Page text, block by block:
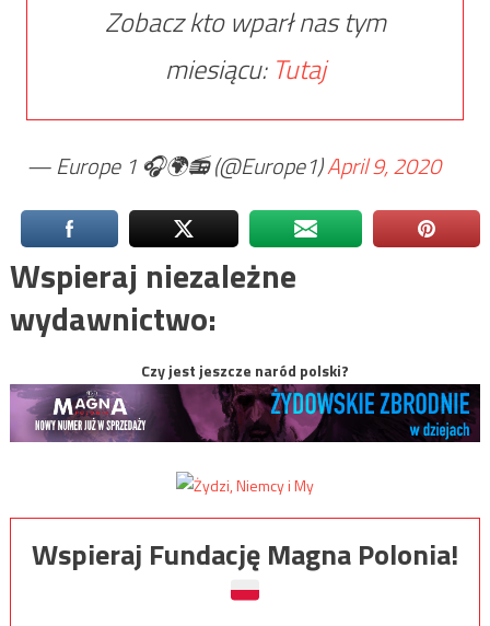
Zobacz kto wparł nas tym
miesiącu: Tutaj
— Europe 1 🎧🌍📻 (@Europe1)April 9, 2020
Wspieraj niezależne
wydawnictwo:
Czy jest jeszcze naród polski?
Wspieraj Fundację Magna Polonia!